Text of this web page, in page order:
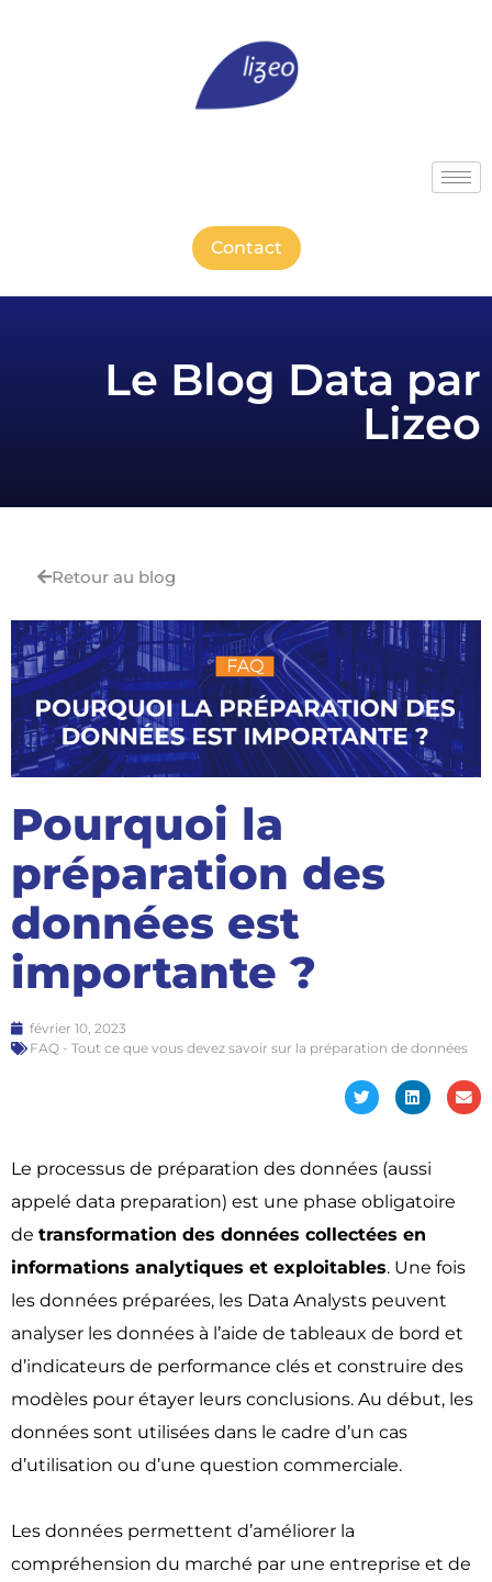
Contact
Le Blog Data par
Lizeo
Retour au blog
Pourquoi la
préparation des
données est
importante ?
février 10, 2023
FAQ - Tout ce que vous devez savoir sur la préparation de données
Le processus de préparation des données (aussi
appelé data preparation) est une phase obligatoire
de transformation des données collectées en
informations analytiques et exploitables. Une fois
les données préparées, les Data Analysts peuvent
analyser les données à l’aide de tableaux de bord et
d’indicateurs de performance clés et construire des
modèles pour étayer leurs conclusions. Au début, les
données sont utilisées dans le cadre d’un cas
d’utilisation ou d’une question commerciale.
Les données permettent d’améliorer la
compréhension du marché par une entreprise et de